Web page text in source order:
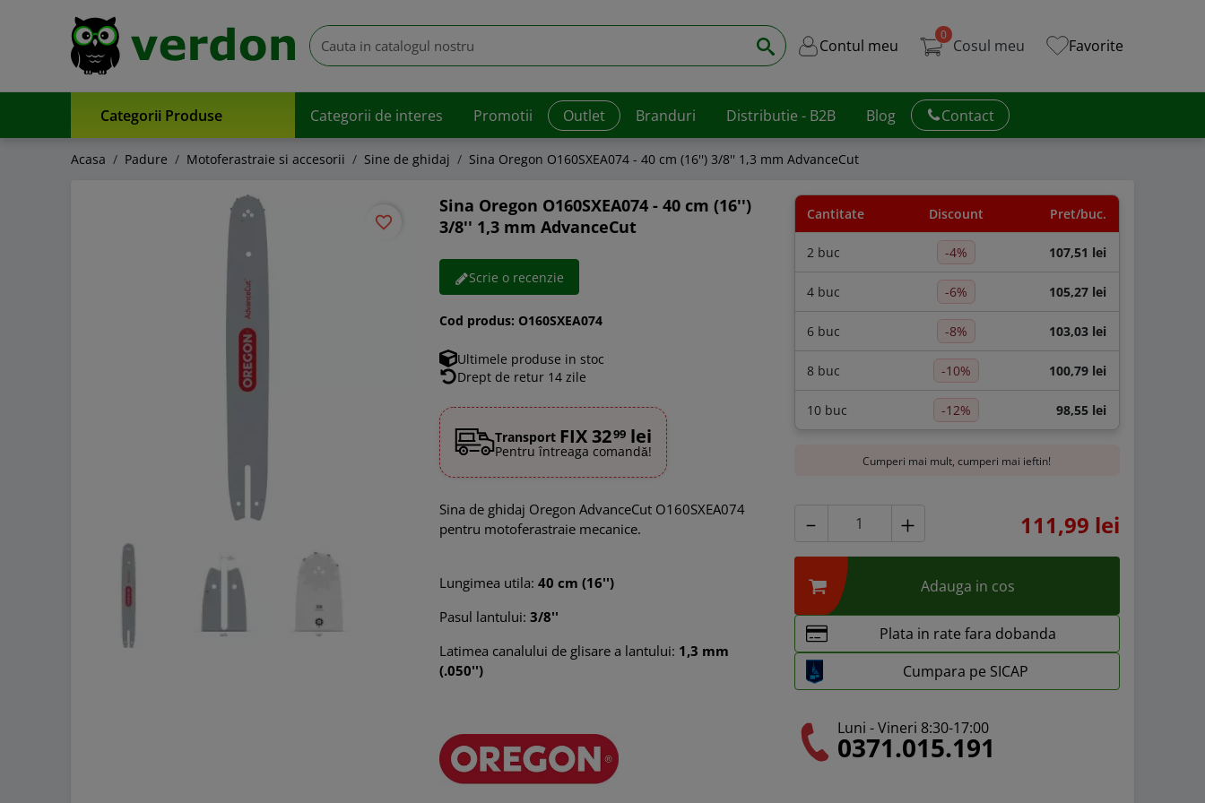
Contul meu
0
Cosul meu Favorite
Categorii Produse Categorii de interes Promotii Outlet Branduri Distributie - B2B Blog Contact
Acasa Padure Motoferastraie si accesorii Sine de ghidaj Sina Oregon O160SXEA074 - 40 cm (16'') 3/8'' 1,3 mm AdvanceCut
favorite_border
Sina Oregon O160SXEA074 - 40 cm (16'')
3/8'' 1,3 mm AdvanceCut
Scrie o recenzie
Cod produs: O160SXEA074
Ultimele produse in stoc
Drept de retur 14 zile
Transport FIX 3299lei
Pentru întreaga comandă!
Sina de ghidaj Oregon AdvanceCut O160SXEA074
pentru motoferastraie mecanice.
Lungimea utila:40 cm (16'')
Pasul lantului:3/8''
Latimea canalului de glisare a lantului: 1,3 mm
(.050'')
Cantitate Discount Pret/buc.
2 buc -4% 107,51 lei
4 buc -6% 105,27 lei
6 buc -8% 103,03 lei
8 buc -10% 100,79 lei
10 buc -12% 98,55 lei
Cumperi mai mult, cumperi mai ieftin!
111,99 lei
Adauga in cos
Plata in rate fara dobanda
Cumpara pe SICAP
Luni - Vineri 8:30-17:00
0371.015.191